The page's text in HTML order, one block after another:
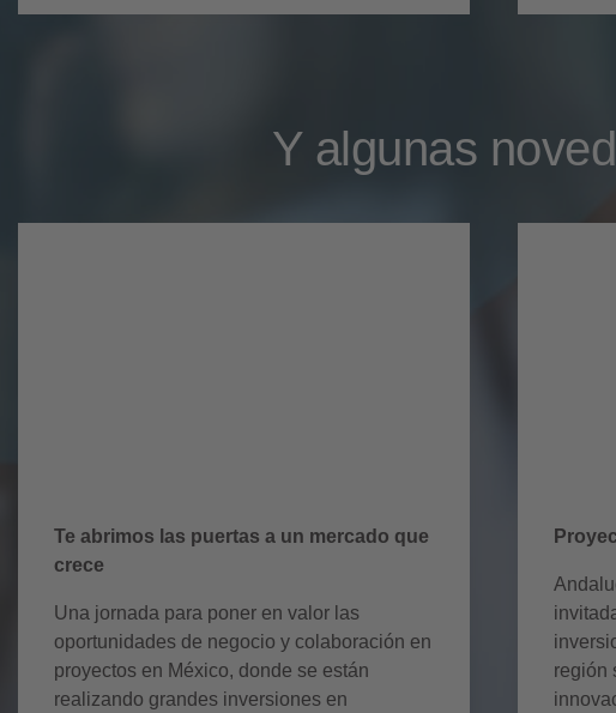
Y algunas
Te abrimos las puertas a un mercado que
crece
Una jornada para poner en valor las
oportunidades de negocio y colaboración en
proyectos en México, donde se están
realizando grandes inversiones en
región